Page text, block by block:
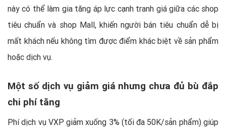
này có thể làm gia tăng áp lực cạnh tranh giá giữa các shop
tiêu chuẩn và shop Mall, khiến người bán tiêu chuẩn dễ bị
mất khách nếu không tìm được điểm khác biệt về sản phẩm
hoặc dịch vụ.
Một số dịch vụ giảm giá nhưng chưa đủ bù đắp
chi phí tăng
Phí dịch vụ VXP giảm xuống 3% (tối đa 50K/sản phẩm) giúp